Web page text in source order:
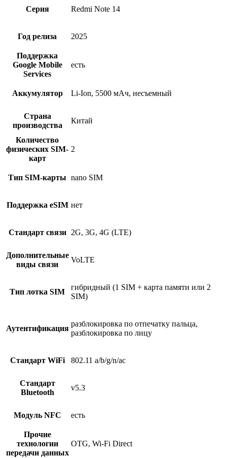
Серия Redmi Note 14
Год релиза 2025
Поддержка
Google Mobile
Services
есть
Аккумулятор Li-Ion, 5500 мAч, несъемный
Страна
производства
Китай
Количество
физических SIM-
карт
2
Тип SIM-карты nano SIM
Поддержка eSIM нет
Стандарт связи 2G, 3G, 4G (LTE)
Дополнительные
виды связи
VoLTE
Тип лотка SIM
гибридный (1 SIM + карта памяти или 2
SIM)
Аутентификация
разблокировка по отпечатку пальца,
разблокировка по лицу
Стандарт WiFi 802.11 a/b/g/n/ac
Стандарт
Bluetooth
v5.3
Модуль NFC есть
Прочие
теxнологии
передачи данныx
OTG, Wi-Fi Direct